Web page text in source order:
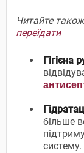
Читайте
переїдати
Гігієна
більше
систему.